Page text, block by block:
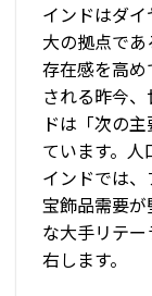
インドはダ
大の拠点で
存在感を高
される昨今
ドは「次の
ています。
インドでは
宝飾品需要が
な大手リテ
右します。